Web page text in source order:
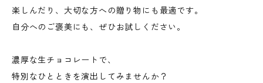
楽しんだり、大切な方への贈り物にも最適です。
自分へのご褒美にも、ぜひお試しください。
濃厚な生チョコレートで、
特別なひとときを演出してみませんか？